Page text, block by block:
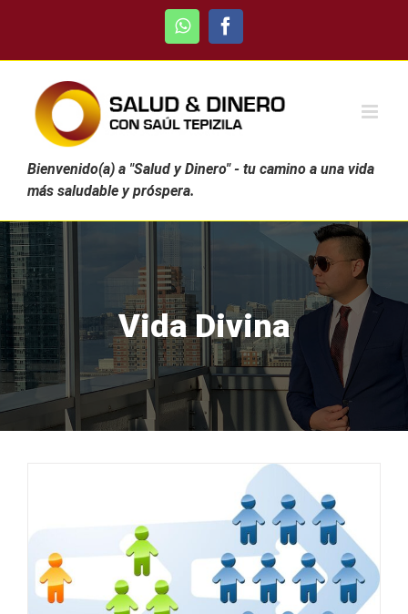
WhatsAppFacebook
Bienvenido(a) a "Salud y Dinero" - tu camino a una vida
más saludable y próspera.
Vida Divina